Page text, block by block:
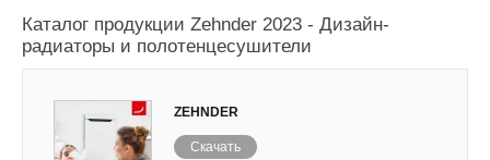
Каталог продукции Zehnder 2023 - Дизайн-
радиаторы и полотенцесушители
ZEHNDER
Скачать